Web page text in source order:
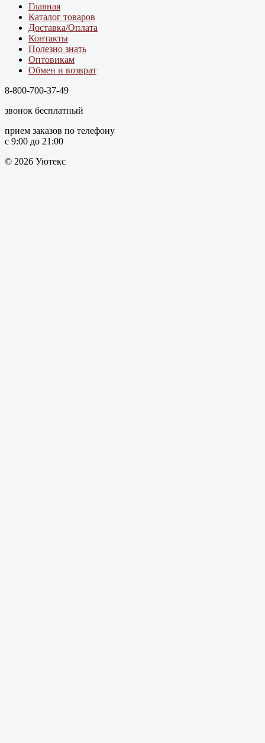
Главная
Каталог товаров
Доставка/Оплата
Контакты
Полезно знать
Оптовикам
Обмен и возврат
8-800-700-37-49
звонок бесплатный
прием заказов по телефону
с 9:00 до 21:00
© 2026 Уютекс